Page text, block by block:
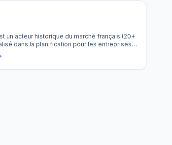
un acteur historique du marché français (20+
dans la planification pour les entreprises
Un moteur de planning réputé pour sa
gestion fine des conventions collectives,
d'entrée gratuite pendant 1 an pour les